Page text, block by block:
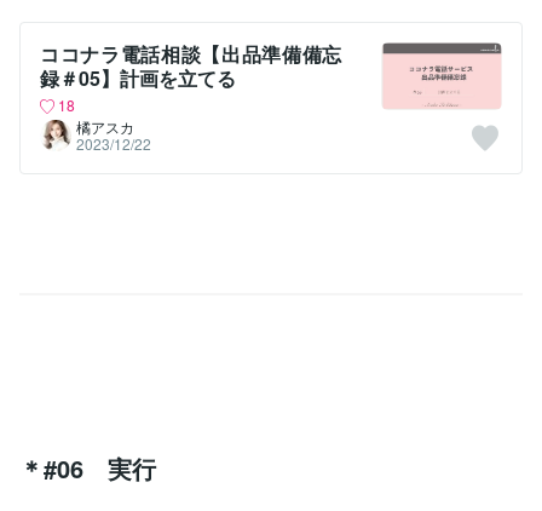
ココナラ電話相談【出品準備備忘
録＃05】計画を立てる
18
橘アスカ
2023/12/22
＊#06 実行